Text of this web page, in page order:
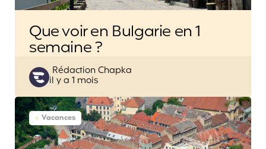
Que voir en Bulgarie en 1
semaine ?
Posted
by
Rédaction Chapka
il y a 1 mois
Vacances